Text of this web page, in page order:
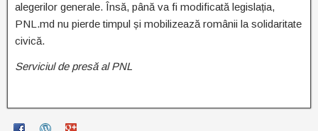
alegerilor generale. Însă, până va fi modificată legislația,
PNL.md nu pierde timpul și mobilizează românii la solidaritate
civică.
Serviciul de presă al PNL